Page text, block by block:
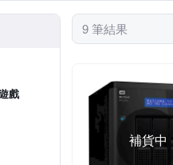
戲
9 筆結果
補貨中